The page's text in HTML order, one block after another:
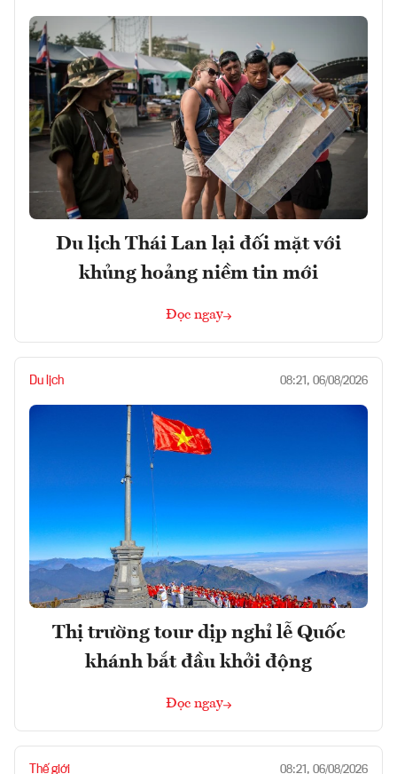
Du lịch Thái Lan lại đối mặt với
khủng hoảng niềm tin mới
Đọc ngay
Du lịch 08:21, 06/08/2026
Thị trường tour dịp nghỉ lễ Quốc
khánh bắt đầu khởi động
Đọc ngay
Thế giới 08:21, 06/08/2026